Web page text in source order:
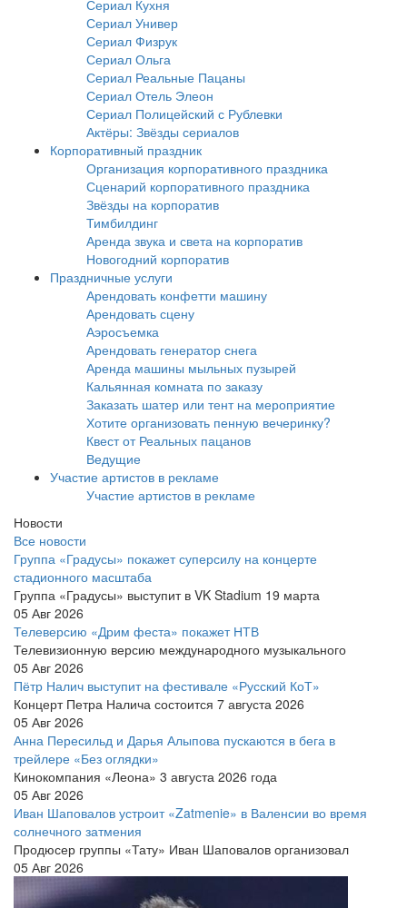
Сериал Кухня
Сериал Универ
Сериал Физрук
Сериал Ольга
Сериал Реальные Пацаны
Сериал Отель Элеон
Сериал Полицейский с Рублевки
Актёры: Звёзды сериалов
Корпоративный праздник
Организация корпоративного праздника
Сценарий корпоративного праздника
Звёзды на корпоратив
Тимбилдинг
Аренда звука и света на корпоратив
Новогодний корпоратив
Праздничные услуги
Арендовать конфетти машину
Арендовать сцену
Аэросъемка
Арендовать генератор снега
Аренда машины мыльных пузырей
Кальянная комната по заказу
Заказать шатер или тент на мероприятие
Хотите организовать пенную вечеринку?
Квест от Реальных пацанов
Ведущие
Участие артистов в рекламе
Участие артистов в рекламе
Новости
Все новости
Группа «Градусы» покажет суперсилу на концерте
стадионного масштаба
Группа «Градусы» выступит в VK Stadium 19 марта
05 Авг 2026
Телеверсию «Дрим феста» покажет НТВ
Телевизионную версию международного музыкального
05 Авг 2026
Пётр Налич выступит на фестивале «Русский КоТ»
Концерт Петра Налича состоится 7 августа 2026
05 Авг 2026
Анна Пересильд и Дарья Алыпова пускаются в бега в
трейлере «Без оглядки»
Кинокомпания «Леона» 3 августа 2026 года
05 Авг 2026
Иван Шаповалов устроит «Zatmenie» в Валенсии во время
солнечного затмения
Продюсер группы «Тату» Иван Шаповалов организовал
05 Авг 2026